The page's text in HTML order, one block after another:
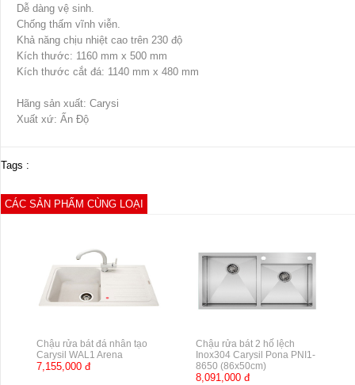
Dễ dàng vệ sinh.
Chống thấm vĩnh viễn.
Khả năng chịu nhiệt cao trên 230 độ
Kích thước: 1160 mm x 500 mm
Kích thước cắt đá: 1140 mm x 480 mm
Hãng sản xuất: Carysi
Xuất xứ: Ấn Độ
Tags :
CÁC SẢN PHẨM CÙNG LOẠI
Chậu rửa bát đá nhân tạo
Carysil WAL1 Arena
7,155,000 đ
Chậu rửa bát 2 hố lệch
Inox304 Carysil Pona PNI1-
8650 (86x50cm)
8,091,000 đ